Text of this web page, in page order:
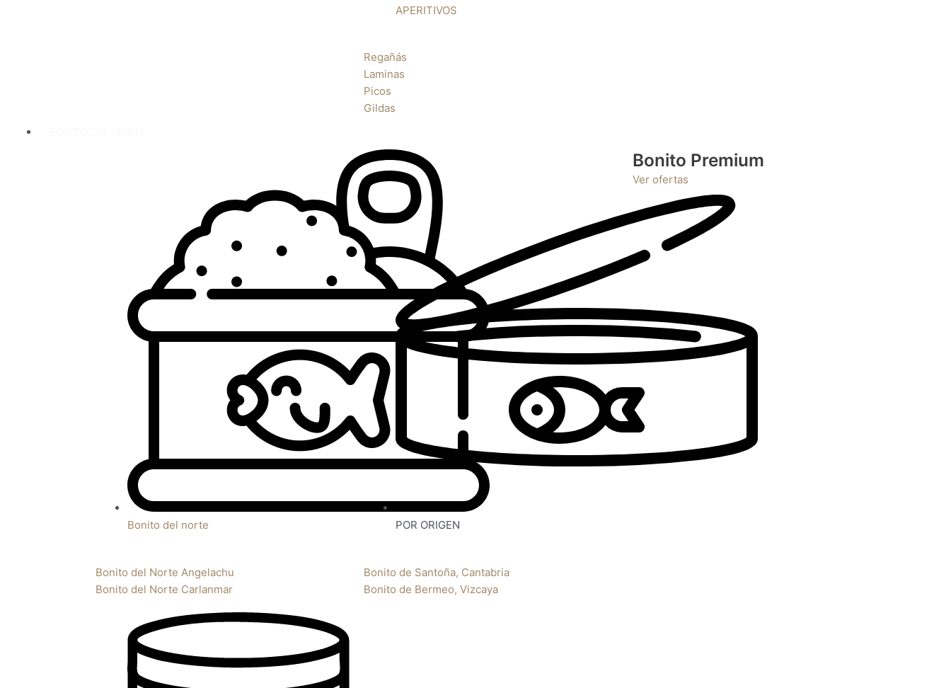
APERITIVOS
Regañás
Laminas
Picos
Gildas
Bonito del norte
Bonito del Norte Angelachu
Bonito del Norte Carlanmar
POR ORIGEN
Bonito de Santoña, Cantabria
Bonito de Bermeo, Vizcaya
Bonito Premium
Ver ofertas